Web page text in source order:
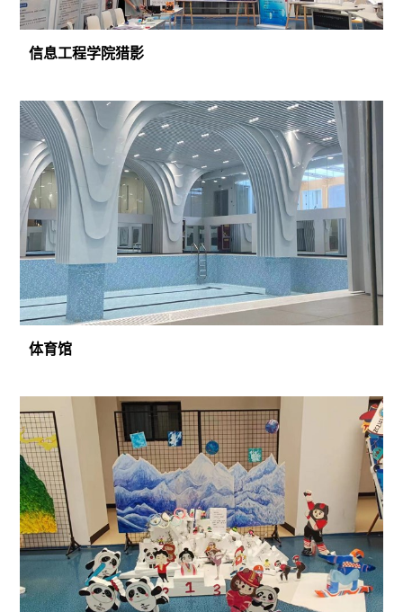
信息工程学院猎影
体育馆